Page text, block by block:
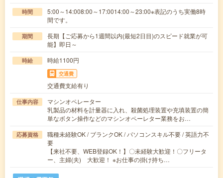
時間
5:00～14:008:00～17:0014:00～23:00※表記のうち実働8時
間です。
期間
長期【ご応募から1週間以内(最短2日目)のスピード就業が可
能】即日～
時給 時給1100円
交通費
交通費支給有り
仕事内容
マシンオペレーター
乳製品の材料を計量器に入れ、殺菌処理装置や充填装置の簡
単なボタン操作などのマシンオペーレター業務をお…
応募資格
職種未経験OK / ブランクOK / パソコンスキル不要 / 英語力不
要
【来社不要、WEB登録OK！】〇未経験大歓迎！〇フリータ
ー、主婦(夫) 大歓迎！ ※お仕事の掛け持ち…